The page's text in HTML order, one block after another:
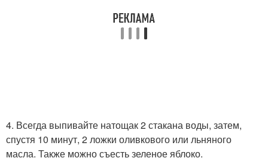
4. Всегда выпивайте натощак 2 стакана воды, затем,
спустя 10 минут, 2 ложки оливкового или льняного
масла. Также можно съесть зеленое яблоко.